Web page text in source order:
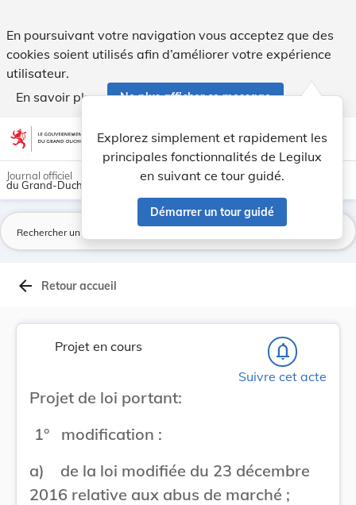
En poursuivant votre navigation vous acceptez que des
cookies soient utilisés afin d’améliorer votre expérience
utilisateur.
En savoir plus
Ne plus afficher ce message
Aller au contenu account_circle help Aide
Explorez simplement et rapidement les
principales fonctionnalités de Legilux
en suivant ce tour guidé.
Démarrer un tour guidé
light_mode dark_mode
Journal officiel
du Grand-Duché de Luxembourg
arrow_back Retour accueil
Projet en cours notifications_none
Suivre cet acte
Projet de loi portant:
1° modification :
a) de la loi modifiée du 23 décembre
2016 relative aux abus de marché ;